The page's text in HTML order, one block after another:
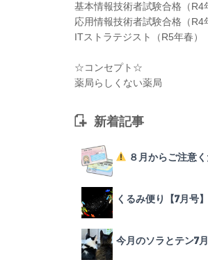
基本情報技術者試験合格（R4
応用情報技術者試験合格（R4
ITストラテジスト（R5年春）
☆コンセプト☆
薬局らしくない薬局
新着記事
８月からご注意
くるみ便り【7月号
今月のソラとテン7